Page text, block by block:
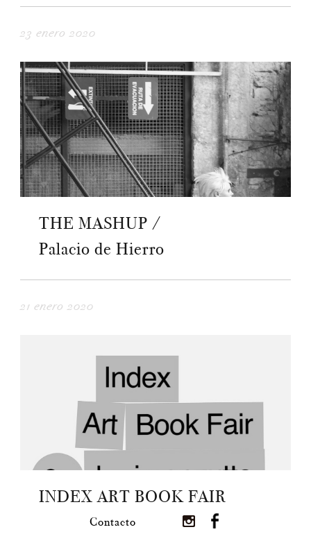
Contacto
23 enero 2020
THE MASHUP /
Palacio de Hierro
21 enero 2020
INDEX ART BOOK FAIR